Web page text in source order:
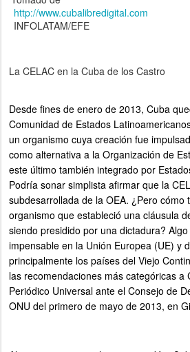
http://www.cubalibredigital.com
INFOLATAM/EFE
La CELAC en la Cuba de los Castro
Desde fines de enero de 2013, Cuba
Comunidad de Estados
un organismo cuya creación fue
como alternativa a la Organización de
este último también integrado por
Podría sonar simplista afirmar que la
subdesarrollada de la OEA. ¿Pero cómo
organismo que estableció una cláusula
siendo presidido por una dictadura?
impensable en la Unión Europea (UE) y
principalmente los países del Viejo
las recomendaciones más categóricas a
Periódico Universal ante el Consejo de
ONU del primero de mayo de 2013, en